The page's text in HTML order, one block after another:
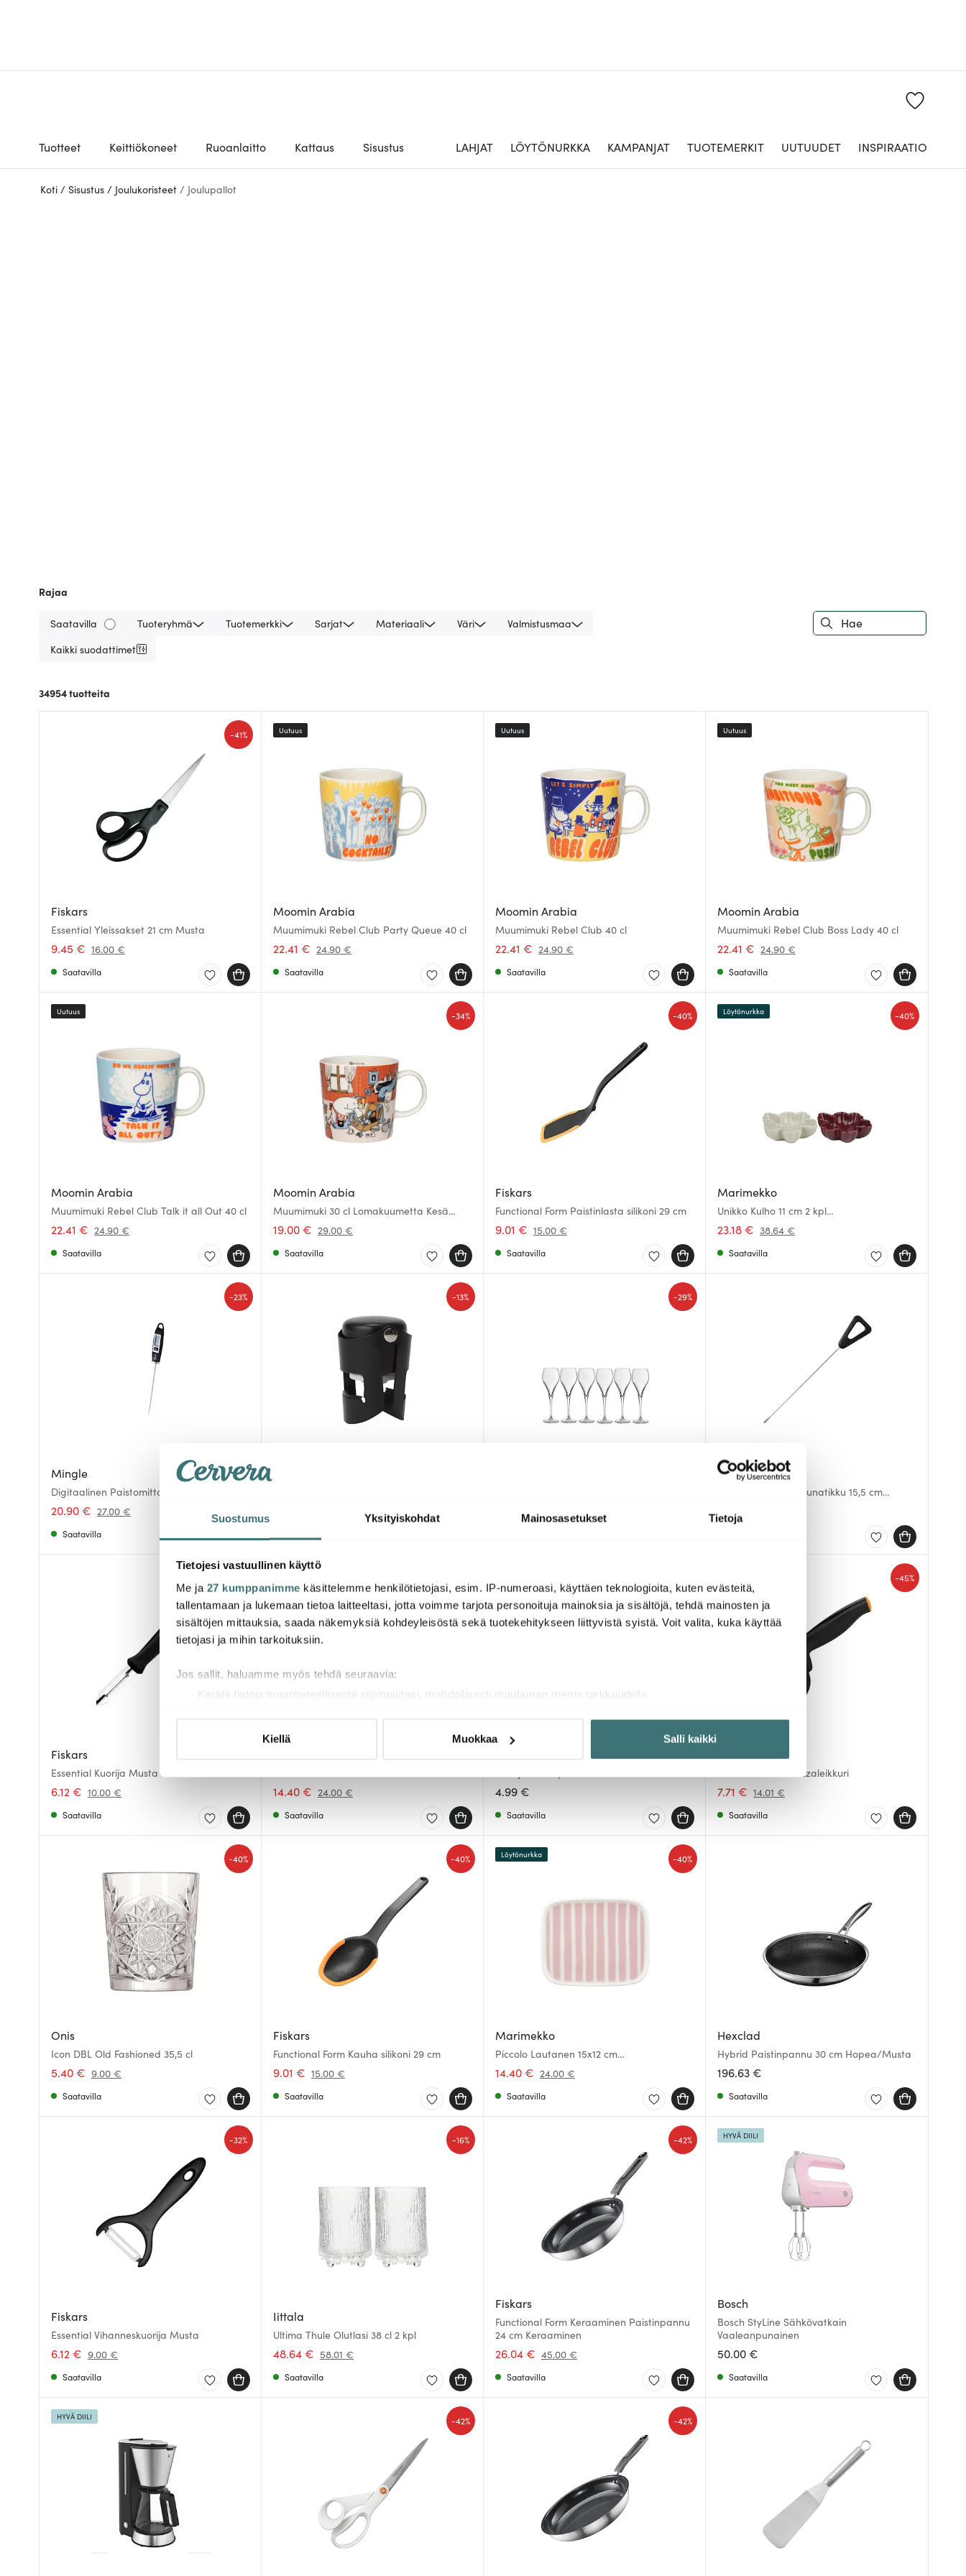
Suostumus Yksityiskohdat Mainosasetukset Tietoja
Tietojesi vastuullinen käyttö
Me ja 27 kumppanimme käsittelemme henkilötietojasi, esim. IP-numeroasi, käyttäen teknologioita, kuten evästeitä,
tallentamaan ja lukemaan tietoa laitteeltasi, jotta voimme tarjota personoituja mainoksia ja sisältöjä, tehdä mainosten ja
sisältöjen mittauksia, saada näkemyksiä kohdeyleisöstä sekä tuotekehitykseen liittyvistä syistä. Voit valita, kuka käyttää
tietojasi ja mihin tarkoituksiin.
Jos sallit, haluamme myös tehdä seuraavia:
Kerätä tietoja maantieteellisestä sijainnistasi, mahdollisesti muutaman metrin tarkkuudella
Käytämme evästeitä tarjoamamme sisällön ja mainosten räätälöimiseen, sosiaalisen median ominaisuuksien tukemiseen
ja kävijämäärämme analysoimiseen. Lisäksi jaamme sosiaalisen median, mainosalan ja analytiikka-alan
kumppaneillemme tietoja siitä, miten käytät sivustoamme. Kumppanimme voivat yhdistää näitä tietoja muihin tietoihin, joita
olet antanut heille tai joita on kerätty, kun olet käyttänyt heidän palvelujaan.
Kiellä Muokkaa Salli kaikki
Tuotteet Keittiökoneet Ruoanlaitto Kattaus Sisustus LAHJAT LÖYTÖNURKKA KAMPANJAT TUOTEMERKIT UUTUUDET INSPIRAATIO
Koti / Sisustus / Joulukoristeet / Joulupallot
Rajaa
Saatavilla Tuoteryhmä Tuotemerkki Sarjat Materiaali Väri
Valmistusmaa
Kaikki suodattimet
34954tuotteita
Fiskars
Essential Yleissakset 21 cm Musta
9.45 € 16.00 €
-41%
Saatavilla
Moomin Arabia
Muumimuki Rebel Club Party Queue 40 cl
22.41 € 24.90 €
Uutuus
Saatavilla
Moomin Arabia
Muumimuki Rebel Club 40 cl
22.41 € 24.90 €
Uutuus
Saatavilla
Moomin Arabia
Muumimuki Rebel Club Boss Lady 40 cl
22.41 € 24.90 €
Uutuus
Saatavilla
Moomin Arabia
Muumimuki Rebel Club Talk it all Out 40 cl
22.41 € 24.90 €
Uutuus
Saatavilla
Moomin Arabia
Muumimuki 30 cl Lomakuumetta Kesä
2026
19.00 € 29.00 €
-34%
Saatavilla
Fiskars
Functional Form Paistinlasta silikoni 29 cm
9.01 € 15.00 €
-40%
Saatavilla
Marimekko
Unikko Kulho 11 cm 2 kpl
Valkoinen/Viininpunainen
23.18 € 38.64 €
-40%
Löytönurkka
Saatavilla
Mingle
Digitaalinen Paistomittari Musta
20.90 € 27.00 €
-23%
Saatavilla
-13%
32.10 € 45.00 €
-29%
Anders Petter
Steel Essentials Perunatikku 15,5 cm
3.00 €
Fiskars
Essential Kuorija Musta
6.12 € 10.00 €
Saatavilla
Valkoinen/Vaaleanpunainen
14.40 € 24.00 €
Löytönurkka
Saatavilla
4.99 €
Saatavilla
Functional Form Pizzaleikkuri
7.71 € 14.01 €
-45%
Saatavilla
Onis
Icon DBL Old Fashioned 35,5 cl
5.40 € 9.00 €
-40%
Saatavilla
Fiskars
Functional Form Kauha silikoni 29 cm
9.01 € 15.00 €
-40%
Saatavilla
Marimekko
Piccolo Lautanen 15x12 cm
Valkoinen/Vaaleanpunainen
14.40 € 24.00 €
-40%
Löytönurkka
Saatavilla
Hexclad
Hybrid Paistinpannu 30 cm Hopea/Musta
196.63 €
Saatavilla
Fiskars
Essential Vihanneskuorija Musta
6.12 € 9.00 €
-32%
Saatavilla
Iittala
Ultima Thule Olutlasi 38 cl 2 kpl
48.64 € 58.01 €
-16%
Saatavilla
Fiskars
Functional Form Keraaminen Paistinpannu
24 cm Keraaminen
26.04 € 45.00 €
-42%
Saatavilla
Bosch
Bosch StyLine Sähkövatkain
Vaaleanpunainen
50.00 €
HYVÄ DIILI
Saatavilla
HYVÄ DIILI -42% -42%